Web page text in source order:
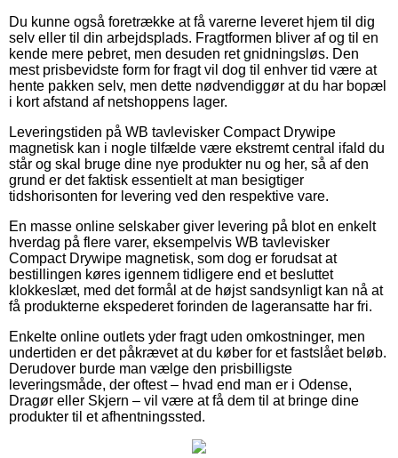
Du kunne også foretrække at få varerne leveret hjem til dig
selv eller til din arbejdsplads. Fragtformen bliver af og til en
kende mere pebret, men desuden ret gnidningsløs. Den
mest prisbevidste form for fragt vil dog til enhver tid være at
hente pakken selv, men dette nødvendiggør at du har bopæl
i kort afstand af netshoppens lager.
Leveringstiden på WB tavlevisker Compact Drywipe
magnetisk kan i nogle tilfælde være ekstremt central ifald du
står og skal bruge dine nye produkter nu og her, så af den
grund er det faktisk essentielt at man besigtiger
tidshorisonten for levering ved den respektive vare.
En masse online selskaber giver levering på blot en enkelt
hverdag på flere varer, eksempelvis WB tavlevisker
Compact Drywipe magnetisk, som dog er forudsat at
bestillingen køres igennem tidligere end et besluttet
klokkeslæt, med det formål at de højst sandsynligt kan nå at
få produkterne ekspederet forinden de lageransatte har fri.
Enkelte online outlets yder fragt uden omkostninger, men
undertiden er det påkrævet at du køber for et fastslået beløb.
Derudover burde man vælge den prisbilligste
leveringsmåde, der oftest – hvad end man er i Odense,
Dragør eller Skjern – vil være at få dem til at bringe dine
produkter til et afhentningssted.